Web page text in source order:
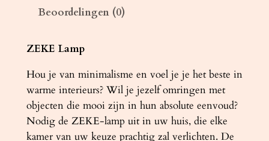
Z
K
E
3
0
e
Beoordelingen (0)
ZEKE Lamp
Hou je van minimalisme en voel je je het beste in
warme interieurs? Wil je jezelf omringen met
objecten die mooi zijn in hun absolute eenvoud?
Nodig de ZEKE-lamp uit in uw huis, die elke
kamer van uw keuze prachtig zal verlichten. De